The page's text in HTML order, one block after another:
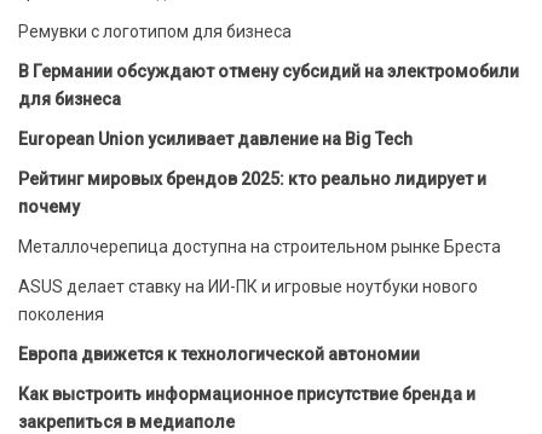
Ремувки с логотипом для бизнеса
В Германии обсуждают отмену субсидий на электромобили
для бизнеса
European Union усиливает давление на Big Tech
Рейтинг мировых брендов 2025: кто реально лидирует и
почему
Металлочерепица доступна на строительном рынке Бреста
ASUS делает ставку на ИИ-ПК и игровые ноутбуки нового
поколения
Европа движется к технологической автономии
Как выстроить информационное присутствие бренда и
закрепиться в медиаполе